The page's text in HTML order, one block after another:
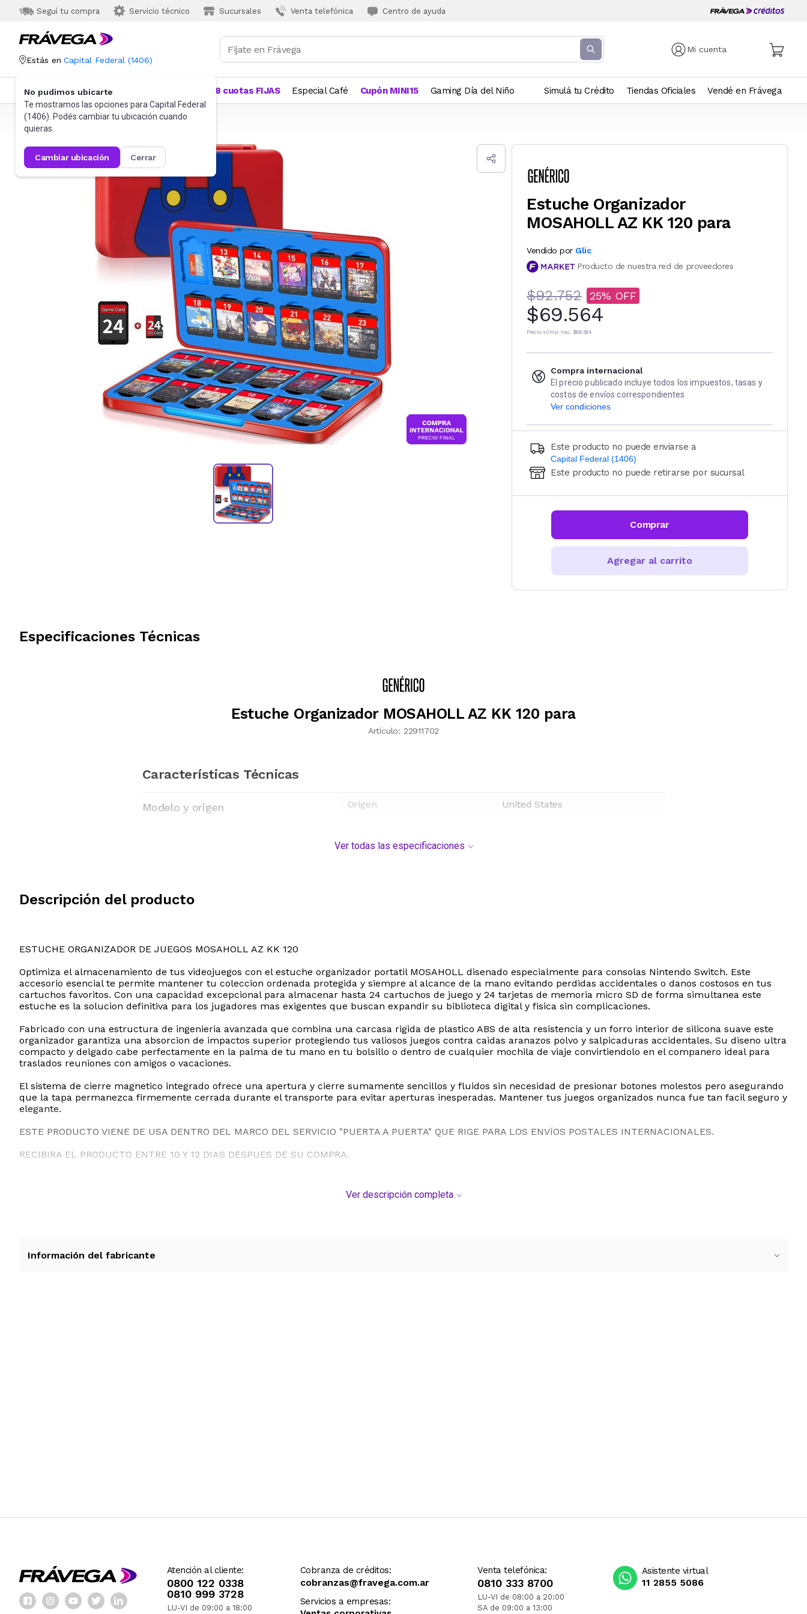
Seguí tu compra Servicio técnico Sucursales Venta telefónica Centro de ayuda
Mi cuenta
Estás en Capital Federal (1406)
No pudimos ubicarte
Te mostramos las opciones para Capital Federal
(1406). Podés cambiar tu ubicación cuando
quieras.
cambiar ubicación cerrar
Categorías Más Vendidos 18 cuotas FIJAS Especial Café Cupón MINI15 Gaming Día del Niño Simulá tu Crédito Tiendas Oficiales Vendé en Frávega
Frávega Videojuegos Accesorios
Estuche Organizador
MOSAHOLL AZ KK 120 para
Vendido por Glic
Producto de nuestra red de proveedores
$92.752 25
$69.564
Precio s/imp. nac. $69.564
Compra internacional
El precio publicado incluye todos los impuestos, tasas y
costos de envíos correspondientes
Ver condiciones
Este producto no puede enviarse a
Capital Federal (1406)
Ingresá código postal (sólo números)
CALCULAR
Este producto no puede retirarse por sucursal
Comprar
Agregar al carrito
Especificaciones Técnicas
Estuche Organizador MOSAHOLL AZ KK 120 para
Artículo: 22911702
Características Técnicas
Modelo y origen Origen United States
Ver todas las especificaciones
Descripción del producto
ESTUCHE ORGANIZADOR DE JUEGOS MOSAHOLL AZ KK 120
Optimiza el almacenamiento de tus videojuegos con el estuche organizador portatil MOSAHOLL disenado especialmente para consolas Nintendo Switch. Este
accesorio esencial te permite mantener tu coleccion ordenada protegida y siempre al alcance de la mano evitando perdidas accidentales o danos costosos en tus
cartuchos favoritos. Con una capacidad excepcional para almacenar hasta 24 cartuchos de juego y 24 tarjetas de memoria micro SD de forma simultanea este
estuche es la solucion definitiva para los jugadores mas exigentes que buscan expandir su biblioteca digital y fisica sin complicaciones.
Fabricado con una estructura de ingenieria avanzada que combina una carcasa rigida de plastico ABS de alta resistencia y un forro interior de silicona suave este
organizador garantiza una absorcion de impactos superior protegiendo tus valiosos juegos contra caidas aranazos polvo y salpicaduras accidentales. Su diseno ultra
compacto y delgado cabe perfectamente en la palma de tu mano en tu bolsillo o dentro de cualquier mochila de viaje convirtiendolo en el companero ideal para
traslados reuniones con amigos o vacaciones.
El sistema de cierre magnetico integrado ofrece una apertura y cierre sumamente sencillos y fluidos sin necesidad de presionar botones molestos pero asegurando
que la tapa permanezca firmemente cerrada durante el transporte para evitar aperturas inesperadas. Mantener tus juegos organizados nunca fue tan facil seguro y
elegante.
ESTE PRODUCTO VIENE DE USA DENTRO DEL MARCO DEL SERVICIO "PUERTA A PUERTA" QUE RIGE PARA LOS ENVíOS POSTALES INTERNACIONALES.
RECIBIRA EL PRODUCTO ENTRE 10 Y 12 DIAS DESPUES DE SU COMPRA.
Ver descripción completa
Información del fabricante
Atención al cliente:
0800 122 0338
0810 999 3728
LU-VI de 09:00 a 18:00
Cobranza de créditos:
cobranzas@fravega.com.ar
Servicios a empresas:
Venta telefónica:
0810 333 8700
LU-VI de 08:00 a 20:00
SA de 09:00 a 13:00
Asistente virtual
11 2855 5086